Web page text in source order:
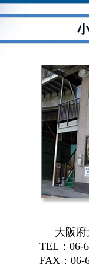
大阪
TEL：06-
FAX：06-